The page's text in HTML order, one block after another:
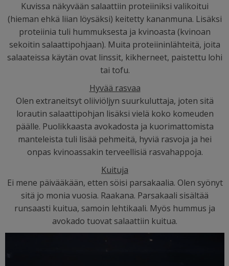
Kuvissa näkyvään salaattiin proteiiniksi valikoitui
(hieman ehkä liian löysäksi) keitetty kananmuna. Lisäksi
proteiinia tuli hummuksesta ja kvinoasta (kvinoan
sekoitin salaattipohjaan). Muita proteiininlähteitä, joita
salaateissa käytän ovat linssit, kikherneet, paistettu lohi
tai tofu.
Hyvää rasvaa
Olen extraneitsyt oliiviöljyn suurkuluttaja, joten sitä
lorautin salaattipohjan lisäksi vielä koko komeuden
päälle. Puolikkaasta avokadosta ja kuorimattomista
manteleista tuli lisää pehmeitä, hyviä rasvoja ja hei
onpas kvinoassakin terveellisiä rasvahappoja.
Kuituja
Ei mene päivääkään, etten söisi parsakaalia. Olen syönyt
sitä jo monia vuosia. Raakana. Parsakaali sisältää
runsaasti kuitua, samoin lehtikaali. Myös hummus ja
avokado tuovat salaattiin kuitua.